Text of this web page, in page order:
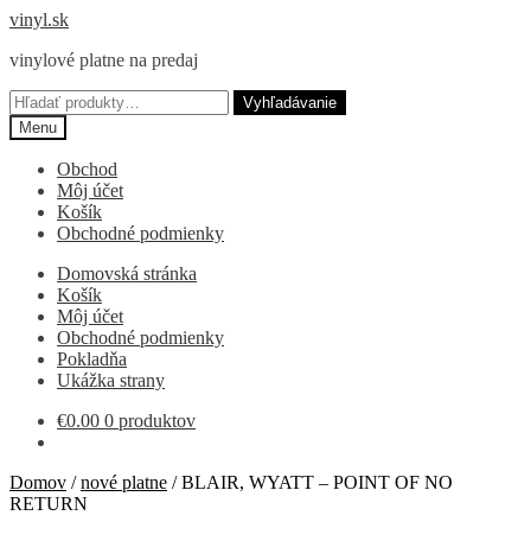
Preskočiť
navigáciu
Preskočiť
obsah
vinyl.sk
vinylové platne na predaj
Hľadať:
Vyhľadávanie
Menu
Obchod
Môj účet
Košík
Obchodné podmienky
Domovská stránka
Košík
Môj účet
Obchodné podmienky
Pokladňa
Ukážka strany
€0.00 0 produktov
Domov /nové platne /BLAIR, WYATT – POINT OF NO
RETURN